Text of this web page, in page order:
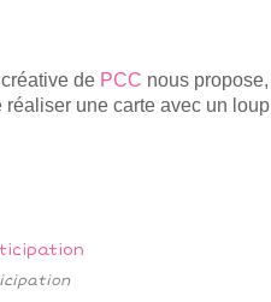
de PCC nous propose,
une carte avec un